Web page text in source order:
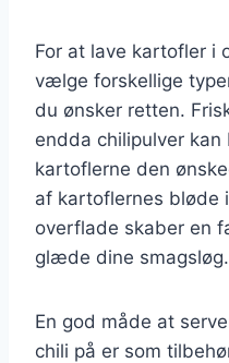
For at lave kartofler i
vælge forskellige
du ønsker retten.
endda chilipulver
kartoflerne den
af kartoflernes bløde
overflade skaber en
glæde dine smagsløg.
En god måde at
chili på er som